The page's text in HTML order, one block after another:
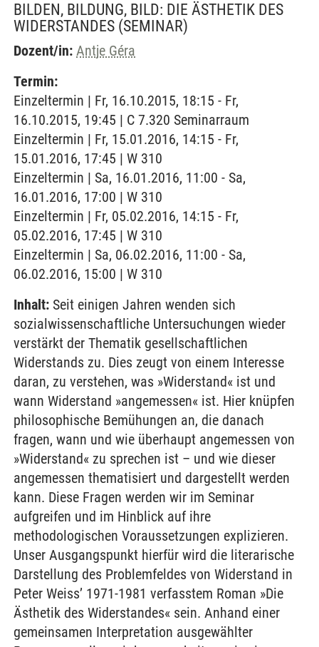
BILDEN, BILDUNG, BILD: DIE ÄSTHETIK DES
WIDERSTANDES (SEMINAR)
Dozent/in: Antje Géra
Termin:
Einzeltermin | Fr, 16.10.2015, 18:15 - Fr,
16.10.2015, 19:45 | C 7.320 Seminarraum
Einzeltermin | Fr, 15.01.2016, 14:15 - Fr,
15.01.2016, 17:45 | W 310
Einzeltermin | Sa, 16.01.2016, 11:00 - Sa,
16.01.2016, 17:00 | W 310
Einzeltermin | Fr, 05.02.2016, 14:15 - Fr,
05.02.2016, 17:45 | W 310
Einzeltermin | Sa, 06.02.2016, 11:00 - Sa,
06.02.2016, 15:00 | W 310
Inhalt: Seit einigen Jahren wenden sich
sozialwissenschaftliche Untersuchungen wieder
verstärkt der Thematik gesellschaftlichen
Widerstands zu. Dies zeugt von einem Interesse
daran, zu verstehen, was »Widerstand« ist und
wann Widerstand »angemessen« ist. Hier knüpfen
philosophische Bemühungen an, die danach
fragen, wann und wie überhaupt angemessen von
»Widerstand« zu sprechen ist – und wie dieser
angemessen thematisiert und dargestellt werden
kann. Diese Fragen werden wir im Seminar
aufgreifen und im Hinblick auf ihre
methodologischen Voraussetzungen explizieren.
Unser Ausgangspunkt hierfür wird die literarische
Darstellung des Problemfeldes von Widerstand in
Peter Weiss’ 1971-1981 verfasstem Roman »Die
Ästhetik des Widerstandes« sein. Anhand einer
gemeinsamen Interpretation ausgewählter